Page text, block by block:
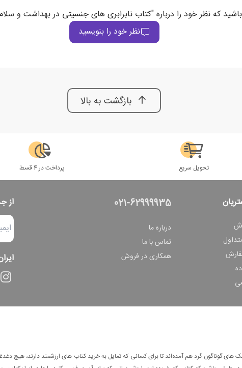
که نظر خود را درباره "کتاب نابرابری های جنسیتی در بهداشت و
نظر خود را بنویسید
بازگشت به بالا
تحویل سریع پرداخت در 4 قسط
021-62999935
درباره ما
تماس با ما
همکاری در فروش
از
گوناگون گرد هم آمده‌اند تا برای کسانی که تمایل به خرید کتاب های ارزشمند دارند، هیچ